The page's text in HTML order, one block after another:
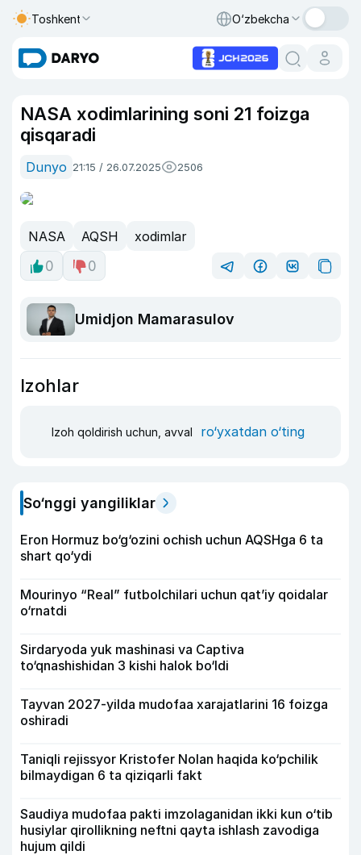
Toshkent O‘zbekcha
NASA xodimlarining soni 21 foizga
qisqaradi
Dunyo 21:15 / 26.07.2025 2506
NASA AQSH
xodimlar
0
0
Umidjon Mamarasulov
Izohlar
Izoh qoldirish uchun, avval ro‘yxatdan o‘ting
So‘nggi yangiliklar
Eron Hormuz bo‘g‘ozini ochish uchun AQSHga 6 ta
shart qo‘ydi
Mourinyo “Real” futbolchilari uchun qat’iy qoidalar
o‘rnatdi
Sirdaryoda yuk mashinasi va Captiva
to‘qnashishidan 3 kishi halok bo‘ldi
Tayvan 2027-yilda mudofaa xarajatlarini 16 foizga
oshiradi
Taniqli rejissyor Kristofer Nolan haqida ko‘pchilik
bilmaydigan 6 ta qiziqarli fakt
Saudiya mudofaa pakti imzolaganidan ikki kun o‘tib
husiylar qirollikning neftni qayta ishlash zavodiga
hujum qildi